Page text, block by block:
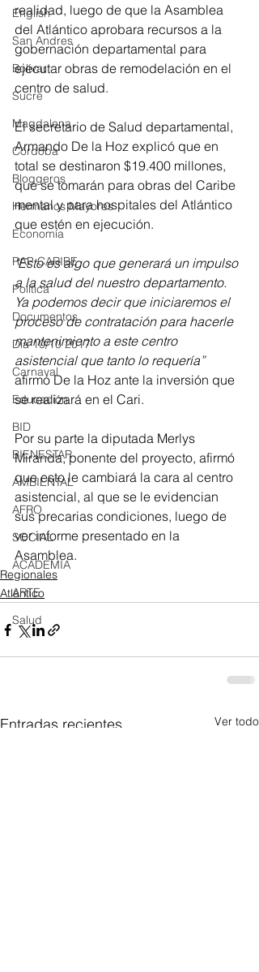
English
San Andres
Bolívar
Sucre
Magdalena
Córdoba
Bloggeros
Hermanos Mayores
Economía
RAP CARIBE
Política
Documentos
Día 10/10 2017
Carnaval
Educación
BID
BIENESTAR
AMBIENTAL
AFRO
SOCIAL
ACADEMIA
ARTE
Salud
realidad, luego de que la Asamblea
del Atlántico aprobara recursos a la
gobernación departamental para
ejecutar obras de remodelación en el
centro de salud.
El secretario de Salud departamental,
Armando De la Hoz explicó que en
total se destinaron $19.400 millones,
que se tomarán para obras del Caribe
mental y para hospitales del Atlántico
que estén en ejecución.
"Esto es algo que generará un impulso
a la salud del nuestro departamento.
Ya podemos decir que iniciaremos el
proceso de contratación para hacerle
mantenimiento a este centro
asistencial que tanto lo requería”
afirmó De la Hoz ante la inversión que
se realizará en el Cari.
Por su parte la diputada Merlys
Miranda, ponente del proyecto, afirmó
que esto le cambiará la cara al centro
asistencial, al que se le evidencian
sus precarias condiciones, luego de
ver informe presentado en la
Asamblea.
Regionales
Atlántico
Entradas recientes Ver todo